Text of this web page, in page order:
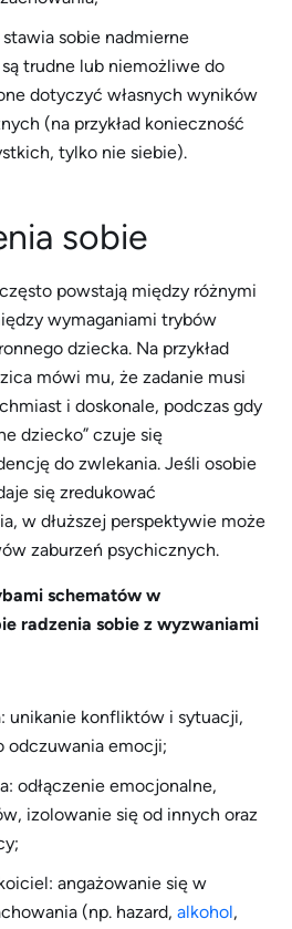
sobie nadmierne
trudne lub niemożliwe do
dotyczyć własnych wyników
(na przykład konieczność
tylko nie siebie).
sobie
powstają między różnymi
wymaganiami trybów
dziecka. Na przykład
mówi mu, że zadanie musi
i doskonale, podczas gdy
dziecko” czuje się
do zwlekania. Jeśli osobie
się zredukować
w dłuższej perspektywie może
zaburzeń psychicznych.
schematów w
radzenia sobie z wyzwaniami
unikanie konfliktów i sytuacji,
odczuwania emocji;
odłączenie emocjonalne,
izolowanie się od innych oraz
angażowanie się w
(np. hazard, alkohol,